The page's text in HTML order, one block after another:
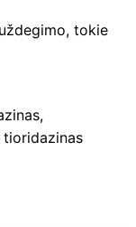
tokie
tioridazinas